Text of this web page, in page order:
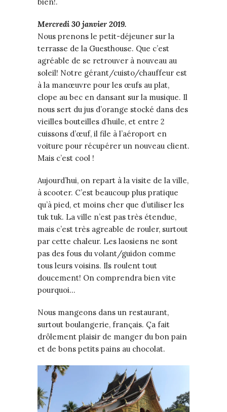
Mercredi 30 janvier 2019.
Nous prenons le petit-déjeuner sur la
terrasse de la Guesthouse. Que c’est
agréable de se retrouver à nouveau au
soleil! Notre gérant/cuisto/chauffeur est
à la manœuvre pour les œufs au plat,
clope au bec en dansant sur la musique. Il
nous sert du jus d’orange stocké dans des
vieilles bouteilles d’huile, et entre 2
cuissons d’œuf, il file à l’aéroport en
voiture pour récupérer un nouveau client.
Mais c’est cool !
Aujourd’hui, on repart à la visite de la ville,
à scooter. C’est beaucoup plus pratique
qu’à pied, et moins cher que d’utiliser les
tuk tuk. La ville n’est pas très étendue,
mais c’est très agreable de rouler, surtout
par cette chaleur. Les laosiens ne sont
pas des fous du volant/guidon comme
tous leurs voisins. Ils roulent tout
doucement! On comprendra bien vite
pourquoi…
Nous mangeons dans un restaurant,
surtout boulangerie, français. Ça fait
drôlement plaisir de manger du bon pain
et de bons petits pains au chocolat.